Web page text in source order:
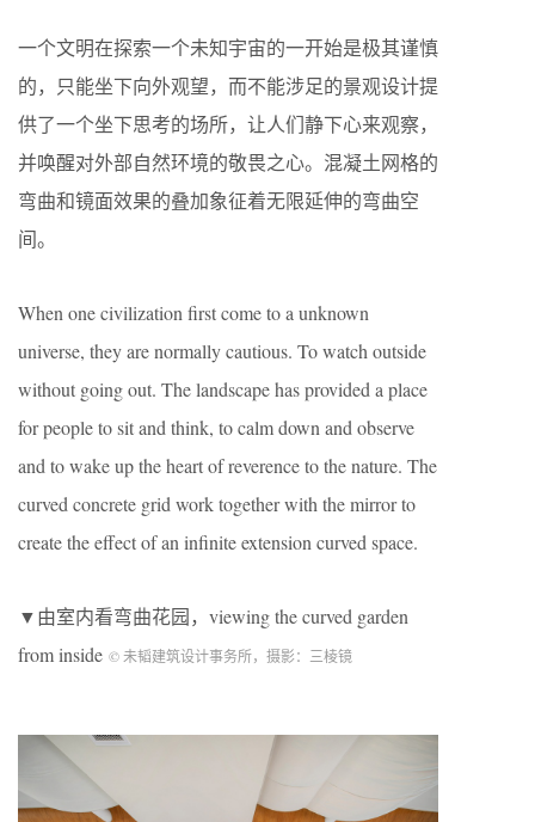
一个文明在探索一个未知宇宙的一开始是极其谨慎
的，只能坐下向外观望，而不能涉足的景观设计提
供了一个坐下思考的场所，让人们静下心来观察，
并唤醒对外部自然环境的敬畏之心。混凝土网格的
弯曲和镜面效果的叠加象征着无限延伸的弯曲空
间。
When one civilization first come to a unknown
universe, they are normally cautious. To watch outside
without going out. The landscape has provided a place
for people to sit and think, to calm down and observe
and to wake up the heart of reverence to the nature. The
curved concrete grid work together with the mirror to
create the effect of an infinite extension curved space.
▼由室内看弯曲花园，viewing the curved garden
from inside © 未韬建筑设计事务所，摄影：三棱镜